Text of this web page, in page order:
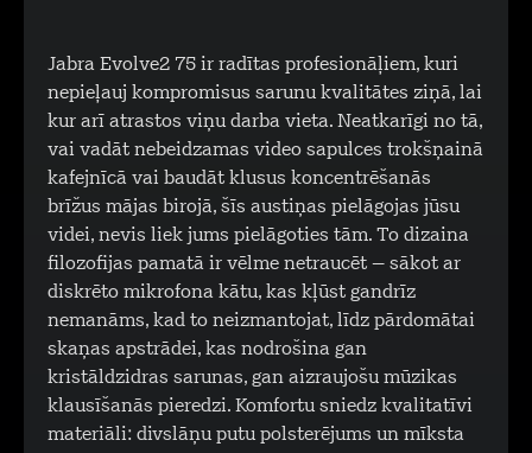
Jabra Evolve2 75 ir radītas profesionāļiem, kuri
nepieļauj kompromisus sarunu kvalitātes ziņā, lai
kur arī atrastos viņu darba vieta. Neatkarīgi no tā,
vai vadāt nebeidzamas video sapulces trokšņainā
kafejnīcā vai baudāt klusus koncentrēšanās
brīžus mājas birojā, šīs austiņas pielāgojas jūsu
videi, nevis liek jums pielāgoties tām. To dizaina
filozofijas pamatā ir vēlme netraucēt – sākot ar
diskrēto mikrofona kātu, kas kļūst gandrīz
nemanāms, kad to neizmantojat, līdz pārdomātai
skaņas apstrādei, kas nodrošina gan
kristāldzidras sarunas, gan aizraujošu mūzikas
klausīšanās pieredzi. Komfortu sniedz kvalitatīvi
materiāli: divslāņu putu polsterējums un mīksta